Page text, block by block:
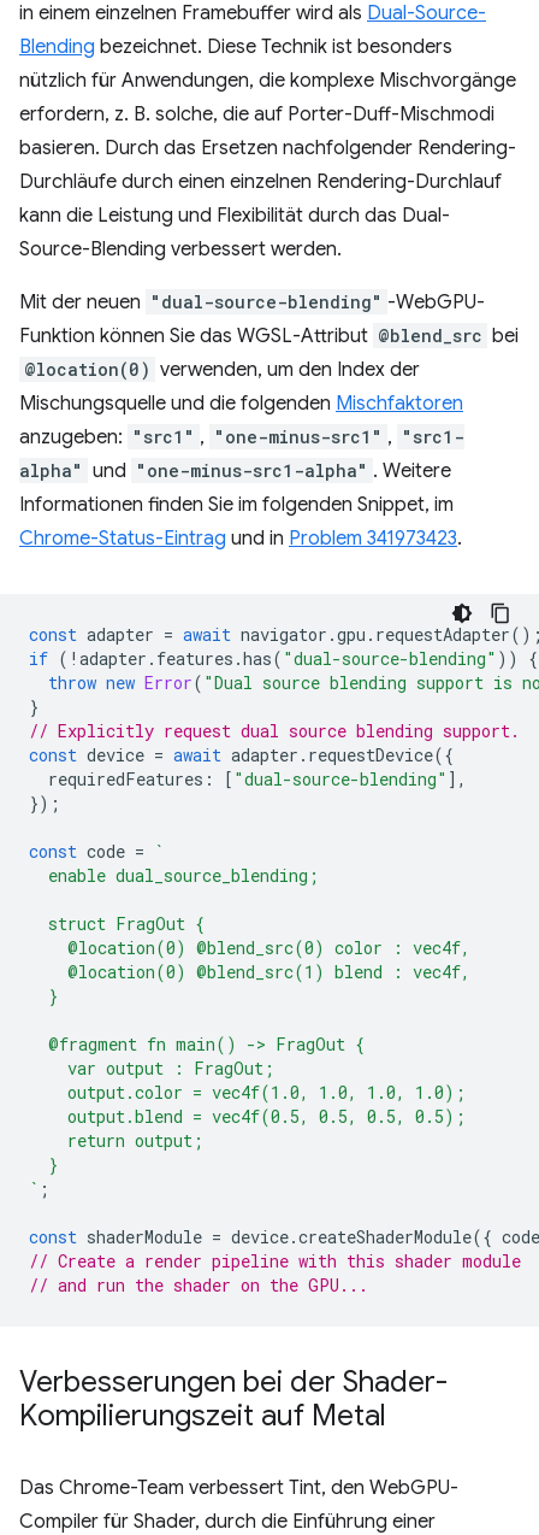
in einem einzelnen Framebuffer wird als Dual-Source-
Blending bezeichnet. Diese Technik ist besonders
nützlich für Anwendungen, die komplexe Mischvorgänge
erfordern, z. B. solche, die auf Porter-Duff-Mischmodi
basieren. Durch das Ersetzen nachfolgender Rendering-
Durchläufe durch einen einzelnen Rendering-Durchlauf
kann die Leistung und Flexibilität durch das Dual-
Source-Blending verbessert werden.
Mit der neuen "dual-source-blending" -WebGPU-
Funktion können Sie das WGSL-Attribut @blend_src bei
@location(0) verwenden, um den Index der
Mischungsquelle und die folgenden Mischfaktoren
anzugeben: "src1" , "one-minus-src1" , "src1-
alpha" und "one-minus-src1-alpha" . Weitere
Informationen finden Sie im folgenden Snippet, im
Chrome-Status-Eintrag und in Problem 341973423.
const adapter = await navigator .gpu . requestAdapter
if ( ! adapter . features .has( "dual-source-blending" ))
{
throw new Error( "Dual source blending support is
}
// Explicitly request dual source blending support.
const device = await adapter . requestDevice({
requiredFeatures : [ "dual-source-blending" ],
});
const code =
`
  enable dual_source_blending;
  struct FragOut {
    @location(0) @blend_src(0) color : vec4f,
    @location(0) @blend_src(1) blend : vec4f,
  }
  @fragment fn main() -> FragOut {
    var output : FragOut;
    output.color = vec4f(1.0, 1.0, 1.0, 1.0);
    output.blend = vec4f(0.5, 0.5, 0.5, 0.5);
    return output;
  }
` ;
const shaderModule = device.createShaderModule({ code
// Create a render pipeline with this shader module
// and run the shader on the GPU...
Verbesserungen bei der Shader-
Kompilierungszeit auf Metal
Das Chrome-Team verbessert Tint, den WebGPU-
Compiler für Shader, durch die Einführung einer